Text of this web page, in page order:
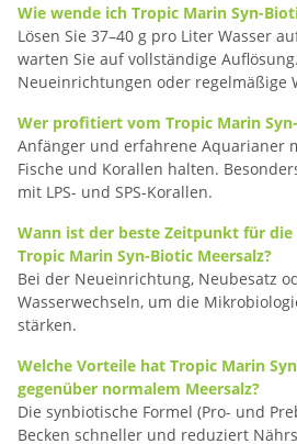
Wie wende ich Tropic Marin Syn-
Lösen Sie 37–40 g pro Liter Wasser
warten Sie auf vollständige
Neueinrichtungen oder regelmäßige
Wer profitiert vom Tropic Marin
Anfänger und erfahrene Aquarianer
Fische und Korallen halten.
mit LPS- und SPS-Korallen.
Wann ist der beste Zeitpunkt für
Tropic Marin Syn-Biotic Meersalz?
Bei der Neueinrichtung, Neubesatz
Wasserwechseln, um die
stärken.
Welche Vorteile hat Tropic Marin
gegenüber normalem Meersalz?
Die synbiotische Formel (Pro- und
Becken schneller und reduziert